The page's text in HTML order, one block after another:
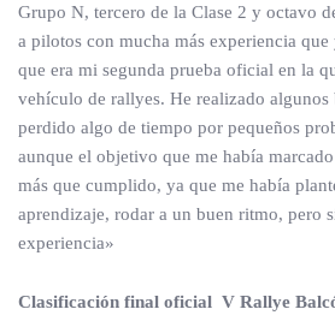
Grupo N, tercero de la Clase 2 y octavo
a pilotos con mucha más experiencia
que era mi segunda prueba oficial en la
vehículo de rallyes. He realizado algunos
perdido algo de tiempo por pequeños
aunque el objetivo que me había marcado
más que cumplido, ya que me había
aprendizaje, rodar a un buen ritmo, pero
experiencia»
Clasificación final oficial V Rallye